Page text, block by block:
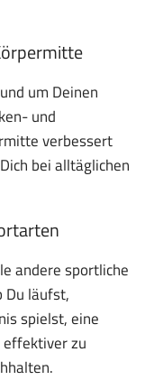
um Deinen
und
verbessert
bei alltäglichen
andere sportliche
Du läufst,
spielst, eine
zu